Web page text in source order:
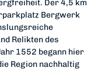
Der 4,5 km
Bergwerk
Relikten des
1552 begann hier
Region nachhaltig